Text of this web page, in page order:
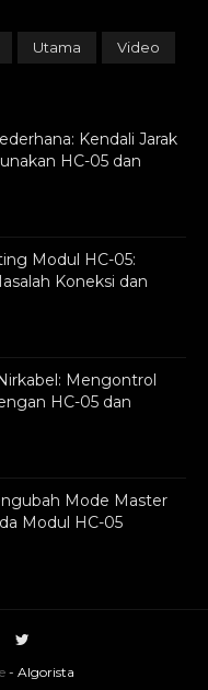
Utama Video
Kendali Jarak
HC-05 dan
Modul HC-05:
Koneksi dan
Mengontrol
HC-05 dan
Mode Master
Modul HC-05
- Algorista